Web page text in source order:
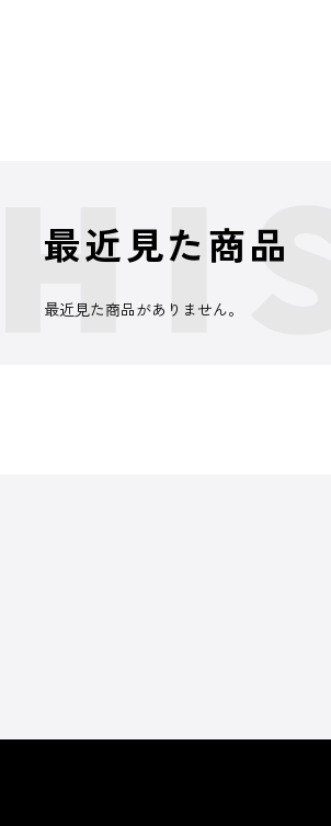
最近見た商品
最近見た商品がありません。